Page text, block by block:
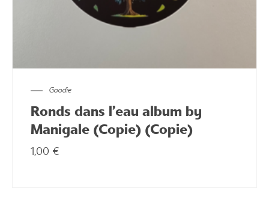
Goodie
Ronds dans l’eau album by
Manigale (Copie) (Copie)
1,00 €